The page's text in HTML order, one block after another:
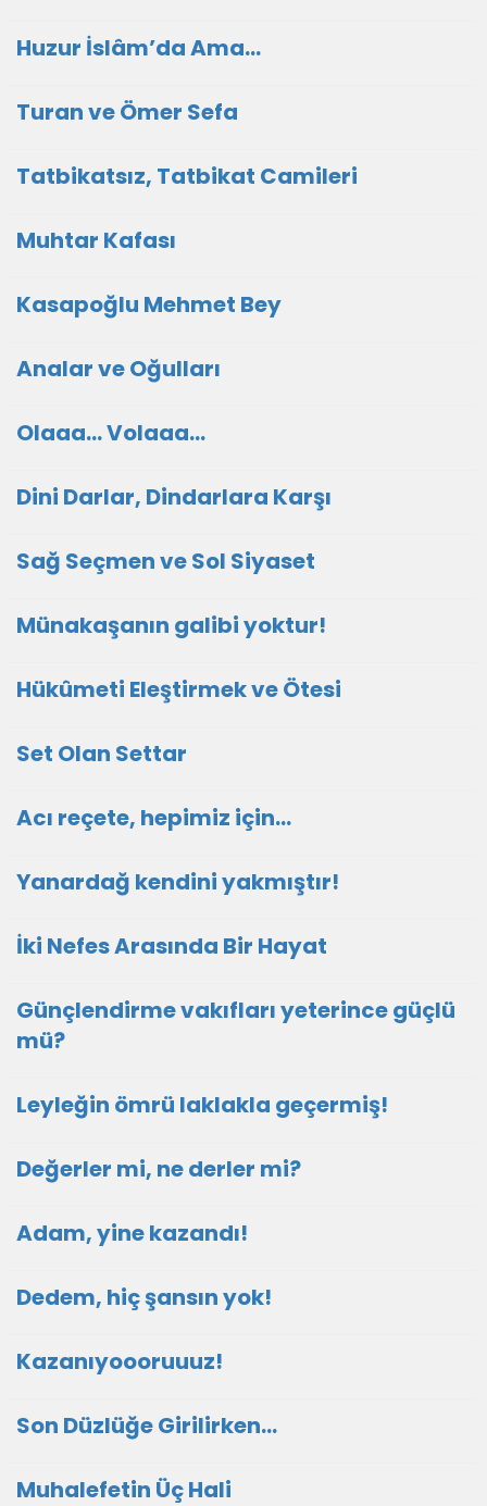
Huzur İslâm’da Ama…
Turan ve Ömer Sefa
Tatbikatsız, Tatbikat Camileri
Muhtar Kafası
Kasapoğlu Mehmet Bey
Analar ve Oğulları
Olaaa... Volaaa...
Dini Darlar, Dindarlara Karşı
Sağ Seçmen ve Sol Siyaset
Münakaşanın galibi yoktur!
Hükûmeti Eleştirmek ve Ötesi
Set Olan Settar
Acı reçete, hepimiz için...
Yanardağ kendini yakmıştır!
İki Nefes Arasında Bir Hayat
Günçlendirme vakıfları yeterince güçlü
mü?
Leyleğin ömrü laklakla geçermiş!
Değerler mi, ne derler mi?
Adam, yine kazandı!
Dedem, hiç şansın yok!
Kazanıyoooruuuz!
Son Düzlüğe Girilirken…
Muhalefetin Üç Hali